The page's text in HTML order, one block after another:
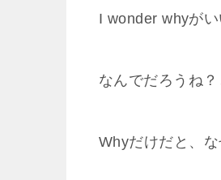
I wonder whyがい
なんでだろうね
Whyだけだと、